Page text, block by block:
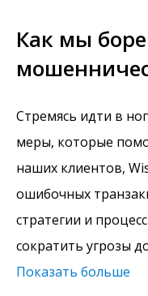
Как мы
Стремясь идти в
меры, которые
наших клиентов,
ошибочных
стратегии и
сократить угрозы
Показать больше